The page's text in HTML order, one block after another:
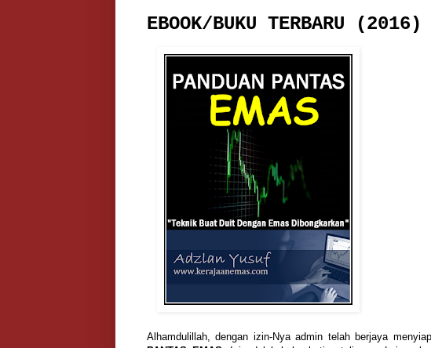
EBOOK/BUKU TERBARU (2016)
Alhamdulillah, dengan izin-Nya admin telah berjaya